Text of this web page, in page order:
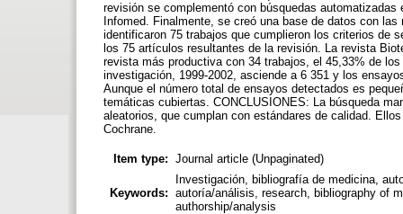
revisión se complementó con búsquedas
Infomed. Finalmente, se creó una base de datos con
identificaron 75 trabajos que cumplieron los criterios de
los 75 artículos resultantes de la revisión. La revista
revista más productiva con 34 trabajos, el 45,33% de
investigación, 1999-2002, asciende a 6 351 y los
Aunque el número total de ensayos detectados es
temáticas cubiertas. CONCLUSIONES: La búsqueda
aleatorios, que cumplan con estándares de calidad.
Cochrane.
Item type: Journal article (Unpaginated)
Keywords:
Investigación, bibliografía de medicina,
autoría/análisis, research, bibliography of
authorship/analysis